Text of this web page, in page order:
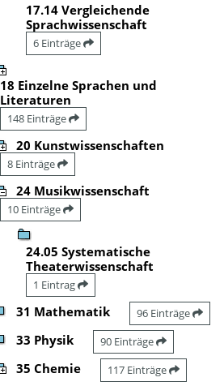
17.14 Vergleichende
Sprachwissenschaft
6 Einträge
18 Einzelne Sprachen und
Literaturen
148 Einträge
20 Kunstwissenschaften
8 Einträge
24 Musikwissenschaft
10 Einträge
24.05 Systematische
Theaterwissenschaft
1 Eintrag
31 Mathematik 96 Einträge
33 Physik 90 Einträge
35 Chemie 117 Einträge